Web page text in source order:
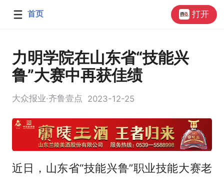
首页 打开
力明学院在山东省“技能兴
鲁”大赛中再获佳绩
大众报业·齐鲁壹点 2023-12-25
近日，山东省“技能兴鲁”职业技能大赛老